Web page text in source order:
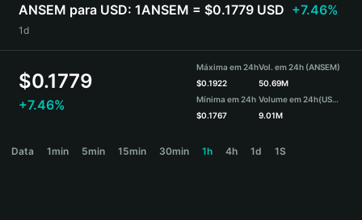
Bahasa Indonesia
ภาษาไทย
हिन्दी
Español
Português (Brasil)
ANSEM para USD: 1ANSEM = $0.1779 USD +7.46%
1d
$0.1779
+7.46%
Máxima em 24h
$0.1922
Mínima em 24h
$0.1767
Vol. em 24h (ANSEM)
50.69M
Volume em 24h(USDT)
9.01M
Data 1min 5min 15min 30min 1h 4h 1d 1S